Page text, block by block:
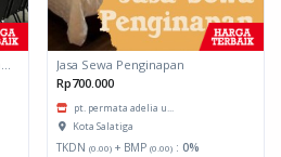
Jasa Sewa Penginapan
Rp700.000
pt. permata adelia u...
Kota Salatiga
TKDN (0.00) + BMP (0.00) : 0%